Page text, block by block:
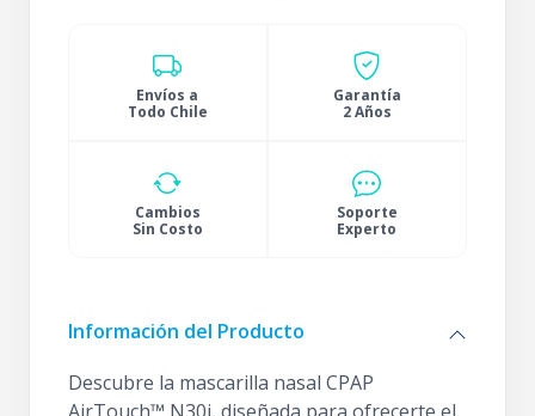
Envíos a
Todo Chile
Garantía
2 Años
Cambios
Sin Costo
Soporte
Experto
Información del Producto
Descubre la mascarilla nasal CPAP